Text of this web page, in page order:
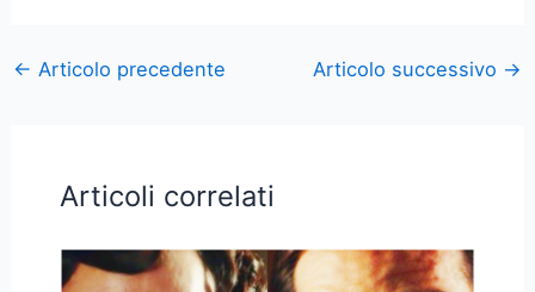
← Articolo precedente Articolo successivo →
Articoli correlati